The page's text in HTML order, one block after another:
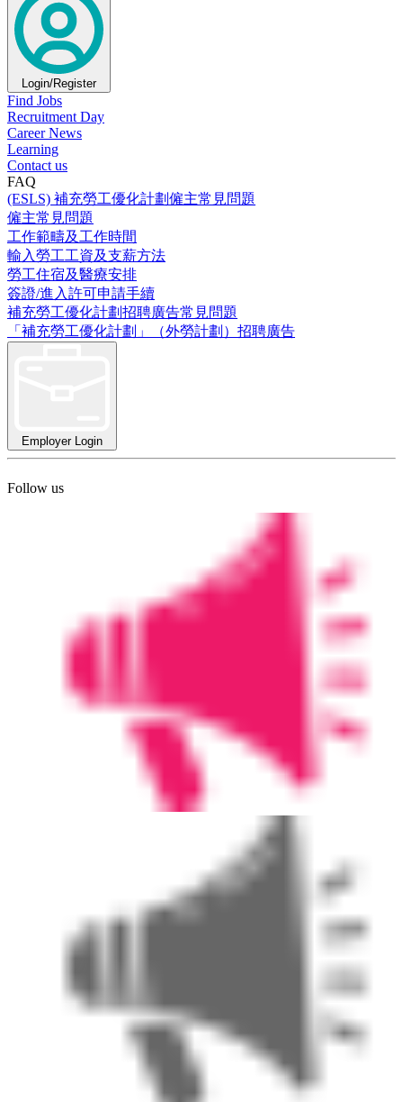
Login/Register
Find Jobs
Recruitment Day
Career News
Learning
Contact us
FAQ
(ESLS) 補充勞工優化計劃僱主常見問題
僱主常見問題
工作範疇及工作時間
輸入勞工工資及支薪方法
勞工住宿及醫療安排
簽證/進入許可申請手續
補充勞工優化計劃招聘廣告常見問題
「補充勞工優化計劃」（外勞計劃）招聘廣告
Employer Login
Follow us